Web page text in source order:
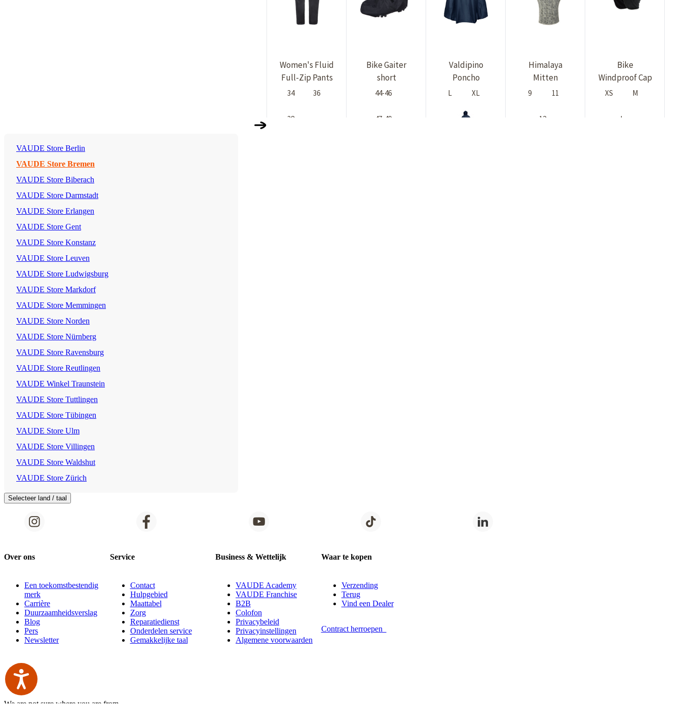
VAUDE Store Berlin
VAUDE Store Bremen
VAUDE Store Biberach
VAUDE Store Darmstadt
VAUDE Store Erlangen
VAUDE Store Gent
VAUDE Store Konstanz
VAUDE Store Leuven
VAUDE Store Ludwigsburg
VAUDE Store Markdorf
VAUDE Store Memmingen
VAUDE Store Norden
VAUDE Store Nürnberg
VAUDE Store Ravensburg
VAUDE Store Reutlingen
VAUDE Winkel Traunstein
VAUDE Store Tuttlingen
VAUDE Store Tübingen
VAUDE Store Ulm
VAUDE Store Villingen
VAUDE Store Waldshut
VAUDE Store Zürich
Selecteer land / taal
Over ons
Een toekomstbestendig
merk
Carrière
Duurzaamheidsverslag
Blog
Pers
Newsletter
Service
Contact
Hulpgebied
Maattabel
Zorg
Reparatiedienst
Onderdelen service
Gemakkelijke taal
Business & Wettelijk
VAUDE Academy
VAUDE Franchise
B2B
Colofon
Privacybeleid
Privacyinstellingen
Algemene voorwaarden
Waar te kopen
Verzending
Terug
Vind een Dealer
Contract herroepen
We are not sure where you are from.